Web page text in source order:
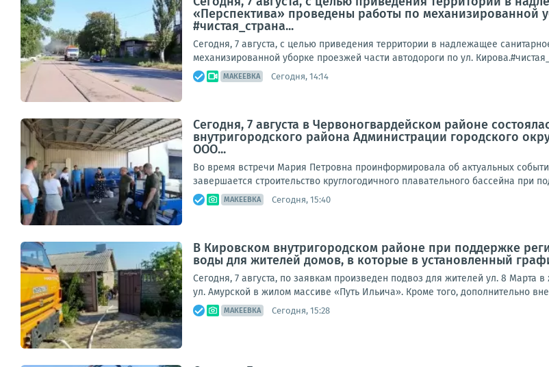
«Перспектива» проведены работы по механизированной
#чистая_страна...
Сегодня, 7 августа, с целью приведения территории в надлежащее
механизированной уборке проезжей части автодороги по ул.
МАКЕЕВКА Сегодня, 14:14
Сегодня, 7 августа в Червоногвардейском районе
внутригородского района Администрации городского
ООО...
Во время встречи Мария Петровна проинформировала об актуальных
завершается строительство круглогодичного плавательного бассейна при
МАКЕЕВКА Сегодня, 15:40
В Кировском внутригородском районе при поддержке
воды для жителей домов, в которые в установленный
Сегодня, 7 августа, по заявкам произведен подвоз для жителей ул. 8
ул. Амурской в жилом массиве «Путь Ильича». Кроме того, дополнительно
МАКЕЕВКА Сегодня, 15:28